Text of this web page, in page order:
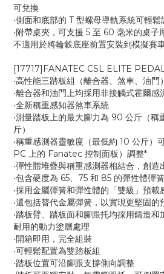
可兌換
‧側面和底部的 T 型螺母導軌系統可輕鬆
‧附帶桌夾，可支援 5 至 60 毫米的桌子
不適用於將輪轂底座前置安裝到模擬賽
[17717]FANATEC CSL ELITE
‧高性能三踏板組（離合器、煞車、油門）
‧離合器和油門上均採用非接觸式霍爾
‧全新稱重感知器煞車系統
‧測量踏板上的最大腳力為 90 公斤（
斤）
‧稱重感測器靈敏度（最低約 10 公斤）
PC 上的 Fanatec 控制面板）調整*
‧彈性體堆疊與稱重感測器相結合，創造
‧包含硬度為 65、75 和 85 的彈性體彈
‧採用金屬彈簧和彈性體的「雙級」預載
‧還包括替代金屬彈簧，以實現更堅固的
‧踏板臂、踏板面和腳跟托均採用鑄造
耐用的動力塗層處理
‧開箱即用，完全組裝
‧可輕鬆配置為雙踏板組
‧踏板位置可沿腳跟支撐側向調整